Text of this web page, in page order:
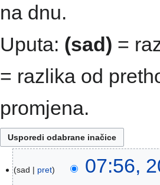
na dnu.
Uputa: (sad) =
= razlika od
promjena.
sad pret 07:56,